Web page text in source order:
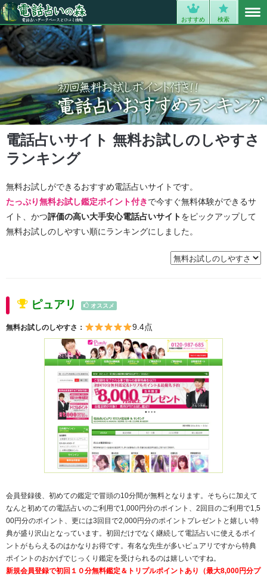
おすすめ 検索
電話占いサイト 無料お試しのしやすさ
ランキング
無料お試しができるおすすめ電話占いサイトです。
たっぷり無料お試し鑑定ポイント付きで今すぐ無料体験ができるサ
イト、かつ評価の高い大手安心電話占いサイトをピックアップして
無料お試しのしやすい順にランキングにしました。
ピュアリ オススメ
無料お試しのしやすさ： 9.4点
会員登録後、初めての鑑定で冒頭の10分間が無料となります。そちらに加えて
なんと初めての電話占いのご利用で1,000円分のポイント、2回目のご利用で1,5
00円分のポイント、更には3回目で2,000円分のポイントプレゼントと嬉しい特
典が盛り沢山となっています。初回だけでなく継続して電話占いに使えるポイ
ントがもらえるのはかなりお得です。有名な先生が多いピュアリですから特典
ポイントのおかげでじっくり鑑定を受けられるのは嬉しいですね。
新規会員登録で初回１０分無料鑑定＆トリプルポイントあり（最大8,000円分プ